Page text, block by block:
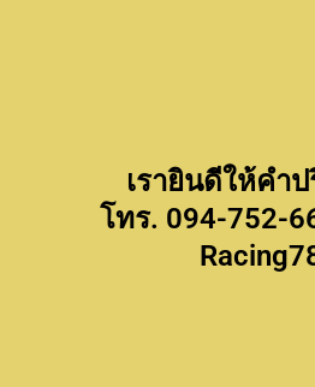
เรายินดีให้คำ
โทร. 094-752-